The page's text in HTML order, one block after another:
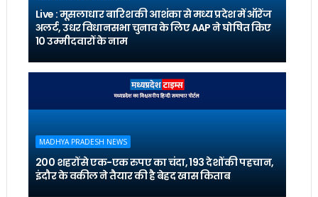
Live : मूसलाधार बारिश की आशंका से मध्य प्रदेश में ऑरेंज
अलर्ट, उधर विधानसभा चुनाव के लिए AAP ने घोषित किए
10 उम्मीदवारों के नाम
MADHYA PRADESH NEWS
200 शहरों से एक-एक रुपए का चंदा, 193 देशों की पहचान,
इंदौर के वकील ने तैयार की है बेहद खास किताब